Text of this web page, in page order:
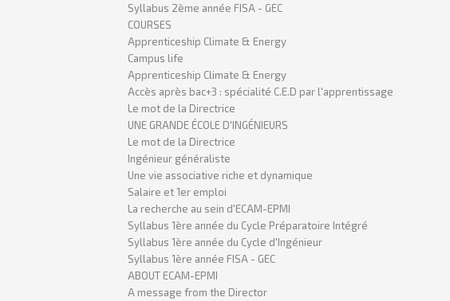
Syllabus 2ème année FISA - GEC
COURSES
Apprenticeship Climate & Energy
Campus life
Apprenticeship Climate & Energy
Accès après bac+3 : spécialité C.E.D par l'apprentissage
Le mot de la Directrice
UNE GRANDE ÉCOLE D'INGÉNIEURS
Le mot de la Directrice
Ingénieur généraliste
Une vie associative riche et dynamique
Salaire et 1er emploi
La recherche au sein d'ECAM-EPMI
Syllabus 1ère année du Cycle Préparatoire Intégré
Syllabus 1ère année du Cycle d'Ingénieur
Syllabus 1ère année FISA - GEC
ABOUT ECAM-EPMI
A message from the Director